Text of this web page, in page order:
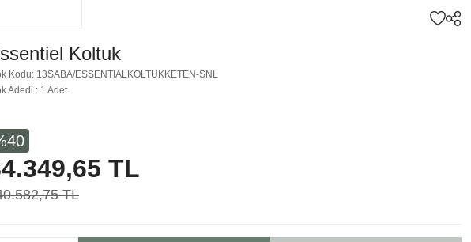
Koltuk
Kodu: 13SABA/ESSENTIALKOLTUKKETEN-SNL
Adedi : 1 Adet
TL
TL